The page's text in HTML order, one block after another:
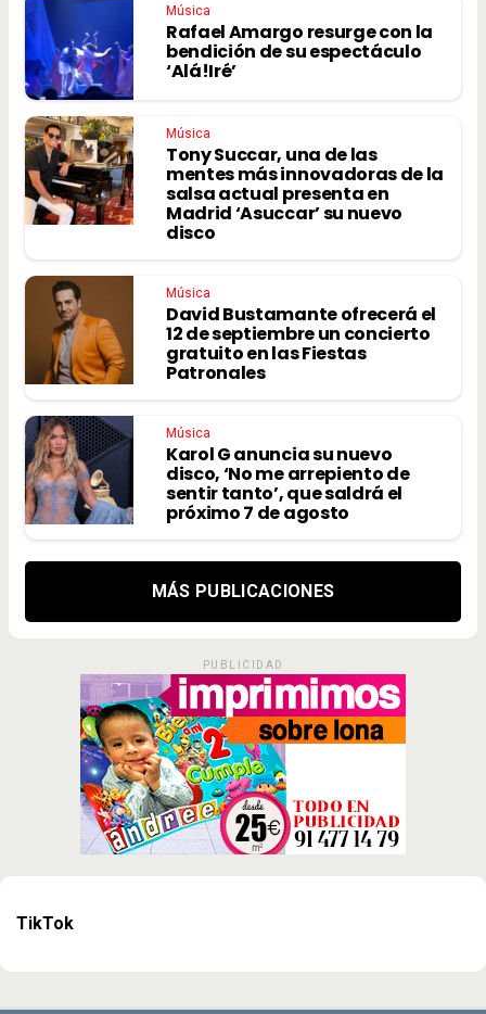
Música
Rafael Amargo resurge con la
bendición de su espectáculo
‘Alá!Iré’
Música
Tony Succar, una de las
mentes más innovadoras de la
salsa actual presenta en
Madrid ‘Asuccar’ su nuevo
disco
Música
David Bustamante ofrecerá el
12 de septiembre un concierto
gratuito en las Fiestas
Patronales
Música
Karol G anuncia su nuevo
disco, ‘No me arrepiento de
sentir tanto’, que saldrá el
próximo 7 de agosto
MÁS PUBLICACIONES
PUBLICIDAD
TikTok